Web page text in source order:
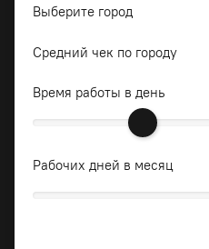
Выберите город
Средний чек по городу
Время работы в день
Рабочих дней в месяц